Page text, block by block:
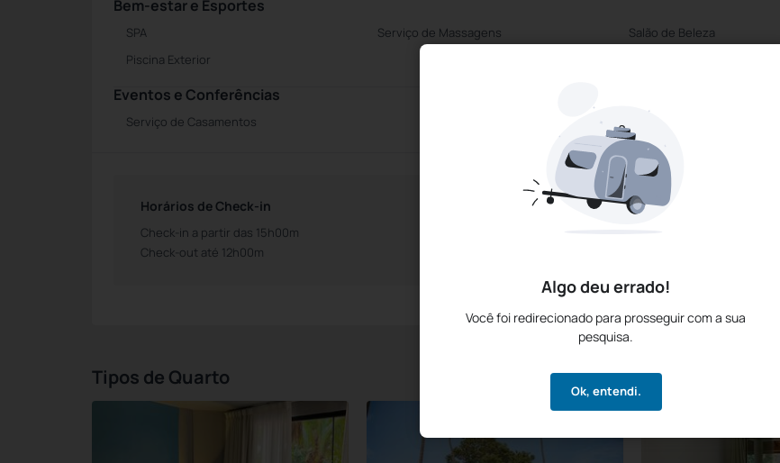
Algo deu errado!
Você foi redirecionado para prosseguir com a sua
pesquisa.
Ok, entendi.
Bem-estar e Esportes
SPA Serviço de Massagens Salão de Beleza
Piscina Exterior
Eventos e Conferências
Serviço de Casamentos
Horários de Check-in
Check-in a partir das 15h00m
Check-out até 12h00m
Horários da Recepção
Tipos de Quarto